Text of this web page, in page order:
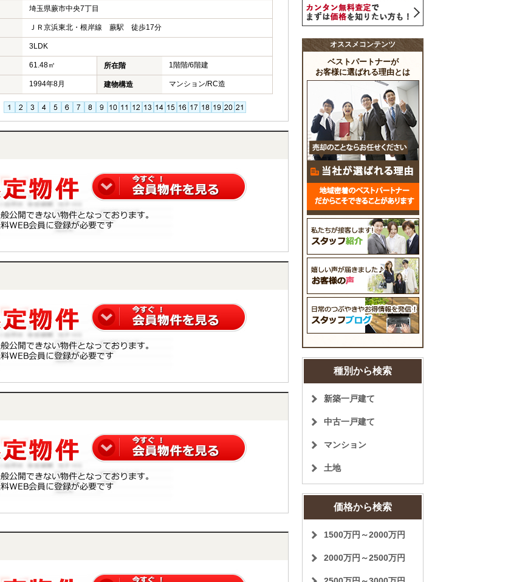
埼玉県蕨市中央7丁目
ＪＲ京浜東北・根岸線 蕨駅 徒歩17分
3LDK
61.48㎡ 所在階 1階階/6階建
1994年8月 建物構造 マンション/RC造
オススメコンテンツ
ベストパートナーが
お客様に選ばれる理由とは
種別から検索
新築一戸建て
中古一戸建て
マンション
土地
価格から検索
1500万円～2000万円
2000万円～2500万円